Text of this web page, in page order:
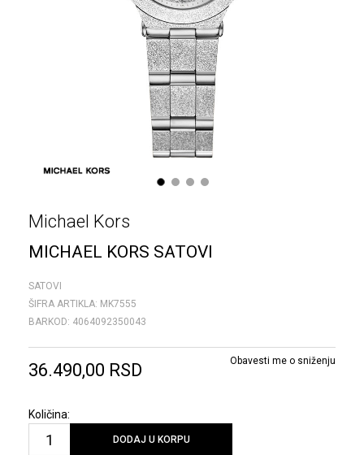
1 2 3 4
Michael Kors
MICHAEL KORS SATOVI
SATOVI
ŠIFRA ARTIKLA: MK7555
BARKOD: 4064092350043
36.490,00 RSD Obavesti me o sniženju
Količina:
DODAJ U KORPU